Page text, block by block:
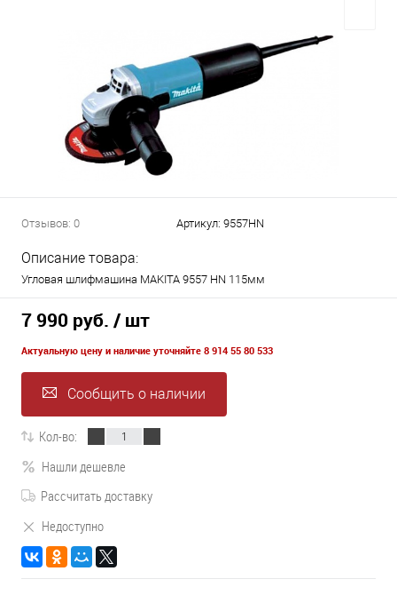
Отзывов: 0 Артикул: 9557HN
Описание товара:
Угловая шлифмашина MAKITA 9557 HN 115мм
7 990 руб. / шт
Актуальную цену и наличие уточняйте 8 914 55 80 533
Сообщить о наличии
Кол-во:
Нашли дешевле
Рассчитать доставку
Недоступно